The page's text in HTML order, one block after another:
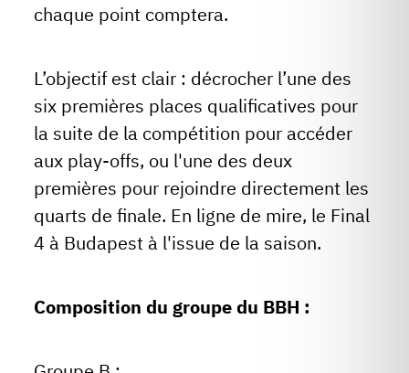
chaque point comptera.
L’objectif est clair : décrocher l’une des
six premières places qualificatives pour
la suite de la compétition pour accéder
aux play-offs, ou l'une des deux
premières pour rejoindre directement les
quarts de finale. En ligne de mire, le Final
4 à Budapest à l'issue de la saison.
Composition du groupe du BBH :